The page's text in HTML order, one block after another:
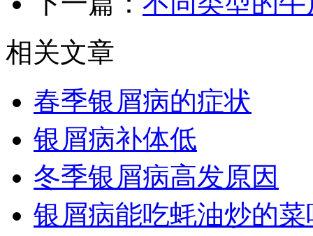
相关文章
春季银屑病的症状
银屑病补体低
冬季银屑病高发原因
银屑病能吃蚝油炒的菜